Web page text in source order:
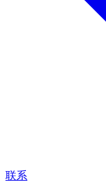
联系